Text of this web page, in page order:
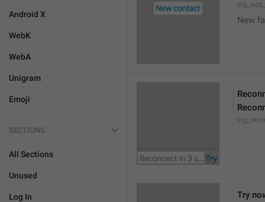
Android X
WebK
WebA
Unigram
Emoji
SECTIONS
All Sections
Unused
Log In
New
Try